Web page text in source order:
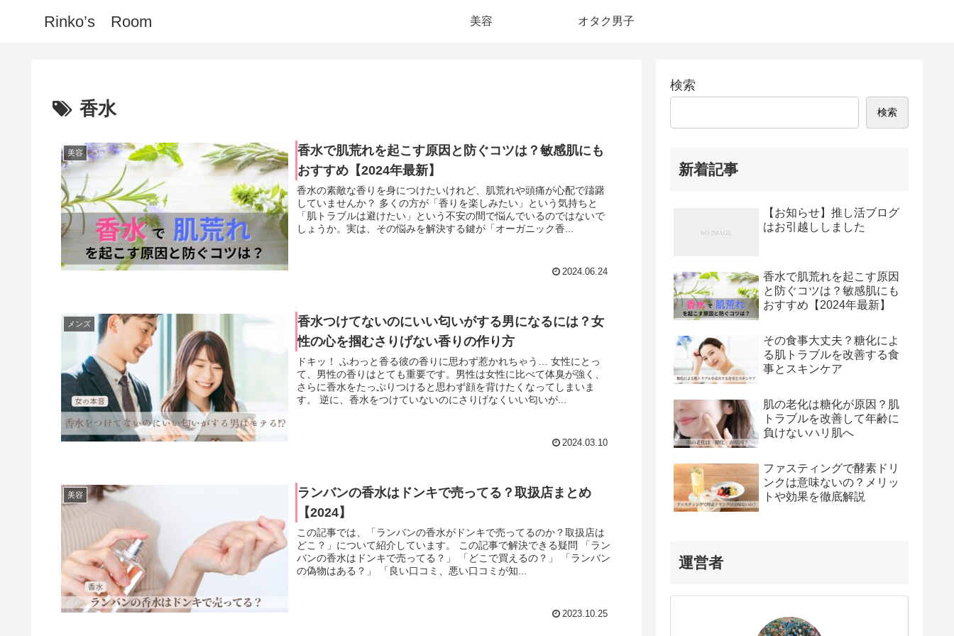
Rinko’s Room 美容 オタク男子
香水
美容
香水で肌荒れを起こす原因と防ぐコツは？敏感肌にも
おすすめ【2024年最新】
香水の素敵な香りを身につけたいけれど、肌荒れや頭痛が心配で躊躇
していませんか？ 多くの方が「香りを楽しみたい」という気持ちと
「肌トラブルは避けたい」という不安の間で悩んでいるのではないで
しょうか。実は、その悩みを解決する鍵が「オーガニック香...
2024.06.24
メンズ
香水つけてないのにいい匂いがする男になるには？女
性の心を掴むさりげない香りの作り方
ドキッ！ ふわっと香る彼の香りに思わず惹かれちゃう… 女性にとっ
て、男性の香りはとても重要です。男性は女性に比べて体臭が強く、
さらに香水をたっぷりつけると思わず顔を背けたくなってしまいま
す。 逆に、香水をつけていないのにさりげなくいい匂いが...
2024.03.10
美容
ランバンの香水はドンキで売ってる？取扱店まとめ
【2024】
この記事では、「ランバンの香水がドンキで売ってるのか？取扱店は
どこ？」について紹介しています。 この記事で解決できる疑問 「ラン
バンの香水はドンキで売ってる？」 「どこで買えるの？」 「ランバン
の偽物はある？」 「良い口コミ、悪い口コミが知...
2023.10.25
検索
検索
新着記事
【お知らせ】推し活ブログ
はお引越ししました
香水で肌荒れを起こす原因
と防ぐコツは？敏感肌にも
おすすめ【2024年最新】
その食事大丈夫？糖化によ
る肌トラブルを改善する食
事とスキンケア
肌の老化は糖化が原因？肌
トラブルを改善して年齢に
負けないハリ肌へ
ファスティングで酵素ドリ
ンクは意味ないの？メリッ
トや効果を徹底解説
運営者